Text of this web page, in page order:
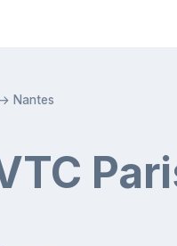
Nantes